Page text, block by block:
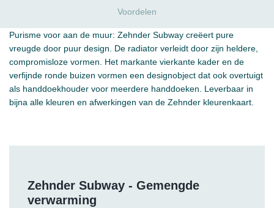
Voordelen
Purisme voor aan de muur: Zehnder Subway creëert pure
vreugde door puur design. De radiator verleidt door zijn heldere,
compromisloze vormen. Het markante vierkante kader en de
verfijnde ronde buizen vormen een designobject dat ook overtuigt
als handdoekhouder voor meerdere handdoeken. Leverbaar in
bijna alle kleuren en afwerkingen van de Zehnder kleurenkaart.
Zehnder Subway - Gemengde
verwarming